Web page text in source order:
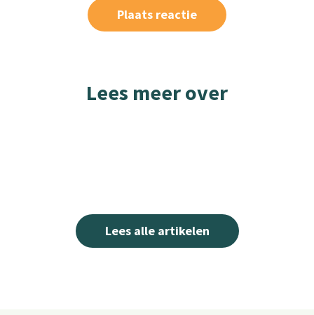
Lees meer over
Lees alle artikelen